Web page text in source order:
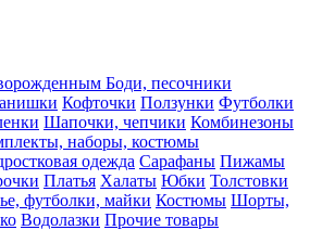
Боди, песочники
Кофточки Ползунки Футболки
Шапочки, чепчики Комбинезоны
наборы, костюмы
одежда Сарафаны Пижамы
Платья Халаты Юбки Толстовки
футболки, майки Костюмы Шорты,
Водолазки Прочие товары